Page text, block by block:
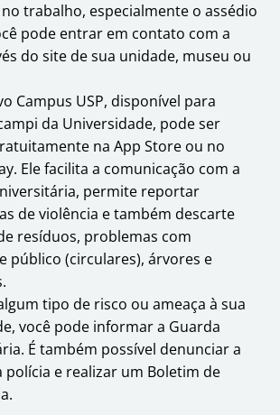
trabalho, especialmente o assédio
pode entrar em contato com a
do site de sua unidade, museu ou
Campus USP, disponível para
da Universidade, pode ser
na App Store ou no
Ele facilita a comunicação com a
permite reportar
de violência e também descarte
resíduos, problemas com
público (circulares), árvores e
tipo de risco ou ameaça à sua
você pode informar a Guarda
É também possível denunciar a
polícia e realizar um Boletim de